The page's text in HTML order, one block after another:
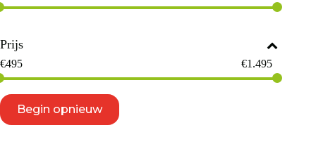
Prijs
€495 €1.495
Begin opnieuw